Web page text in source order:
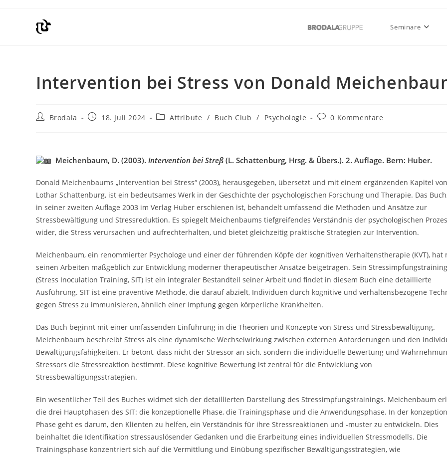
Seminare
Intervention bei Stress von Donald
Brodala 18. Juli 2024 Attribute / Buch Club / Psychologie 0 Kommentare
Meichenbaum, D. (2003). Intervention bei Streß (L. Schattenburg, Hrsg. & Übers.). 2. Auflage. Bern: Huber.
Donald Meichenbaums „Intervention bei Stress“ (2003), herausgegeben, übersetzt und mit einem ergänzenden Kapitel von
Lothar Schattenburg, ist ein bedeutsames Werk in der Geschichte der psychologischen Forschung und Therapie. Das
in seiner zweiten Auflage 2003 im Verlag Huber erschienen ist, behandelt umfassend die Methoden und Ansätze zur
Stressbewältigung und Stressreduktion. Es spiegelt Meichenbaums tiefgreifendes Verständnis der psychologischen
wider, die Stress verursachen und aufrechterhalten, und bietet gleichzeitig praktische Strategien zur Intervention.
Meichenbaum, ein renommierter Psychologe und einer der führenden Köpfe der kognitiven Verhaltenstherapie (KVT), hat
seinen Arbeiten maßgeblich zur Entwicklung moderner therapeutischer Ansätze beigetragen. Sein Stressimpfungstraining
(Stress Inoculation Training, SIT) ist ein integraler Bestandteil seiner Arbeit und findet in diesem Buch eine detaillierte
Ausführung. SIT ist eine präventive Methode, die darauf abzielt, Individuen durch kognitive und verhaltensbezogene
gegen Stress zu immunisieren, ähnlich einer Impfung gegen körperliche Krankheiten.
Das Buch beginnt mit einer umfassenden Einführung in die Theorien und Konzepte von Stress und Stressbewältigung.
Meichenbaum beschreibt Stress als eine dynamische Wechselwirkung zwischen externen Anforderungen und den
Bewältigungsfähigkeiten. Er betont, dass nicht der Stressor an sich, sondern die individuelle Bewertung und
Stressors die Stressreaktion bestimmt. Diese kognitive Bewertung ist zentral für die Entwicklung von
Stressbewältigungsstrategien.
Ein wesentlicher Teil des Buches widmet sich der detaillierten Darstellung des Stressimpfungstrainings. Meichenbaum
die drei Hauptphasen des SIT: die konzeptionelle Phase, die Trainingsphase und die Anwendungsphase. In der
Phase geht es darum, den Klienten zu helfen, ein Verständnis für ihre Stressreaktionen und -muster zu entwickeln. Dies
beinhaltet die Identifikation stressauslösender Gedanken und die Erarbeitung eines individuellen Stressmodells. Die
Trainingsphase konzentriert sich auf die Vermittlung und Einübung spezifischer Bewältigungsstrategien, wie